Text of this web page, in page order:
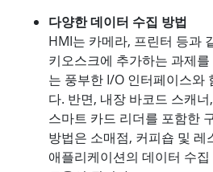
다양한 데이터 수집 방법
HMI는 카메라, 프린터 등과
키오스크에 추가하는 과제
는 풍부한 I/O 인터페이스와
다. 반면, 내장 바코드 스캐
스마트 카드 리더를 포함한
방법은 소매점, 커피숍 및 레
애플리케이션의 데이터 수